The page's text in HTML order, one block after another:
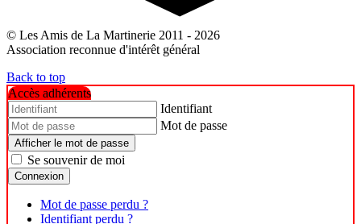
© Les Amis de La Martinerie 2011 - 2026
Association reconnue d'intérêt général
Back to top
Accès adhérents
Identifiant
Mot de passe
Afficher le mot de passe
Se souvenir de moi
Connexion
Mot de passe perdu ?
Identifiant perdu ?